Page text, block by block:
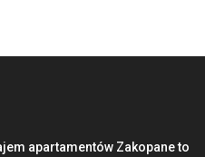
apartamentów Zakopane to